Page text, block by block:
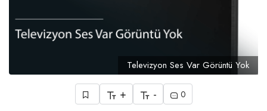
Televizyon Ses Var Görüntü Yok
+ - 0